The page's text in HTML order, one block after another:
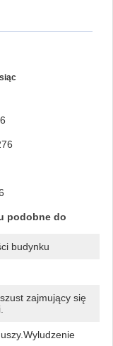
podobne do
budynku
zajmujący się